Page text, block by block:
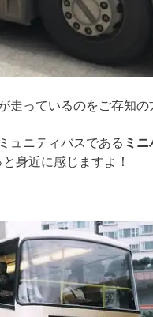
っているのをご存知の
ュニティバスである ミ
身近に感じますよ！